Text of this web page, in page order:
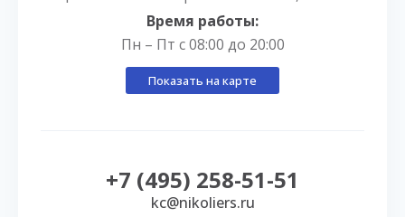
Время работы:
Пн – Пт с 08:00 до 20:00
Показать на карте
+7 (495) 258-51-51
kc@nikoliers.ru